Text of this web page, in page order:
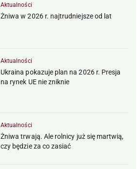
Aktualności
Żniwa w 2026 r. najtrudniejsze od lat
Aktualności
Ukraina pokazuje plan na 2026 r. Presja
na rynek UE nie zniknie
Aktualności
Żniwa trwają. Ale rolnicy już się martwią,
czy będzie za co zasiać